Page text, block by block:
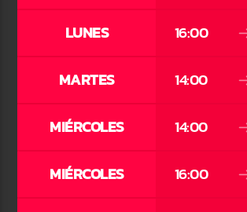
Pasión por el Dance
LUNES 16:00
MARTES 14:00
MIÉRCOLES 14:00
MIÉRCOLES 16:00